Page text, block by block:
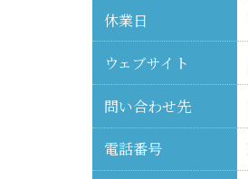
休業日
ウェブサイト
問い合わせ先
電話番号